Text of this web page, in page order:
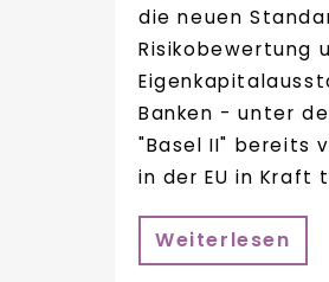
die neuen
Risikobewertung
Banken - unter
"Basel II" bereits
in der EU in Kraft
Weiterlesen